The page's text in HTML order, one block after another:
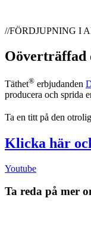
//FÖRDJUPNING I
Oöverträffad
Täthet® erbjudanden
producera och sprida
Ta en titt på den
Klicka här
Youtube
Ta reda på mer